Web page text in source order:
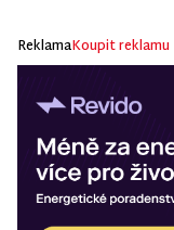
ReklamaKoupit reklamu